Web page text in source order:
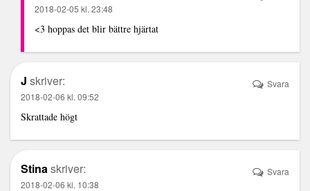
2018-02-05 kl. 23:48
<3 hoppas det blir bättre hjärtat
J skriver:
2018-02-06 kl. 09:52
Skrattade högt
Svara
Stina skriver:
2018-02-06 kl. 10:38
Svara